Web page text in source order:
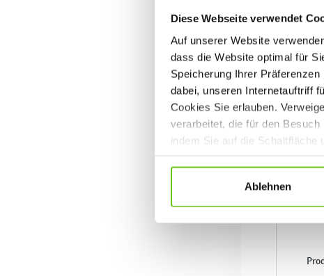
Diese Webseite verwendet
Auf unserer Website
dass die Website optimal für
Speicherung Ihrer
dabei, unseren Internetauftriff
Cookies Sie erlauben.
verarbeitet, die für den
indem Sie auf die Schaltfläche
Datenschutzrichtlinien.
Ablehnen